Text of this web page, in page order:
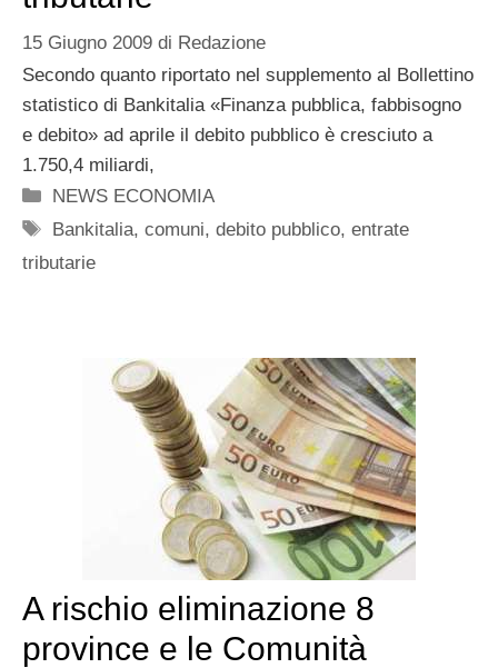
15 Giugno 2009 di Redazione
Secondo quanto riportato nel supplemento al Bollettino
statistico di Bankitalia «Finanza pubblica, fabbisogno
e debito» ad aprile il debito pubblico è cresciuto a
1.750,4 miliardi,
Categorie
NEWS ECONOMIA
Tag
Bankitalia,comuni,debito pubblico,entrate
tributarie
A rischio eliminazione 8
province e le Comunità